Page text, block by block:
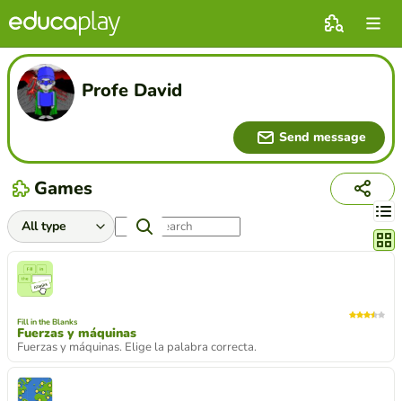
Profe David
Send message
Games
Fill in the Blanks
Fuerzas y máquinas
Fuerzas y máquinas. Elige la palabra correcta.